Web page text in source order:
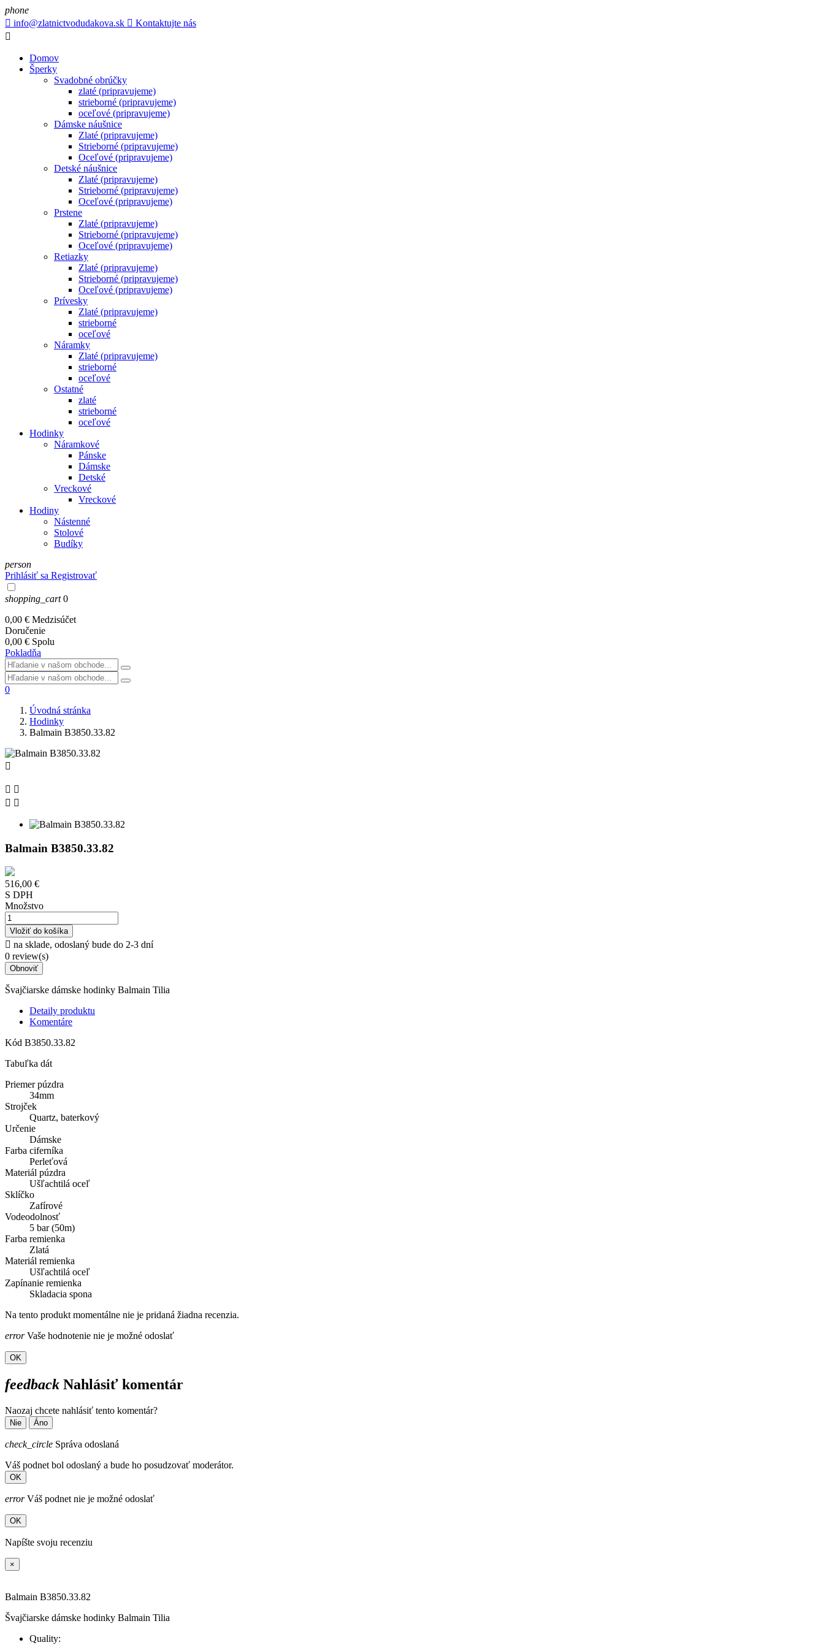
phone
 info@zlatnictvodudakova.sk  Kontaktujte nás

Domov
Šperky
Svadobné obrúčky
zlaté (pripravujeme)
strieborné (pripravujeme)
oceľové (pripravujeme)
Dámske náušnice
Zlaté (pripravujeme)
Strieborné (pripravujeme)
Oceľové (pripravujeme)
Detské náušnice
Zlaté (pripravujeme)
Strieborné (pripravujeme)
Oceľové (pripravujeme)
Prstene
Zlaté (pripravujeme)
Strieborné (pripravujeme)
Oceľové (pripravujeme)
Retiazky
Zlaté (pripravujeme)
Strieborné (pripravujeme)
Oceľové (pripravujeme)
Prívesky
Zlaté (pripravujeme)
strieborné
oceľové
Náramky
Zlaté (pripravujeme)
strieborné
oceľové
Ostatné
zlaté
strieborné
oceľové
Hodinky
Náramkové
Pánske
Dámske
Detské
Vreckové
Vreckové
Hodiny
Nástenné
Stolové
Budíky
person
Prihlásiť sa Registrovať
shopping_cart 0
0,00 € Medzisúčet
Doručenie
0,00 € Spolu
Pokladňa
0
Úvodná stránka
Hodinky
Balmain B3850.33.82

 
 
Balmain B3850.33.82
516,00 €
S DPH
Množstvo
Vložiť do košíka
 na sklade, odoslaný bude do 2-3 dní
0 review(s)
Švajčiarske dámske hodinky Balmain Tilia
Detaily produktu
Komentáre
Kód B3850.33.82
Tabuľka dát
Priemer púzdra
34mm
Strojček
Quartz, baterkový
Určenie
Dámske
Farba ciferníka
Perleťová
Materiál púzdra
Ušľachtilá oceľ
Sklíčko
Zafírové
Vodeodolnosť
5 bar (50m)
Farba remienka
Zlatá
Materiál remienka
Ušľachtilá oceľ
Zapínanie remienka
Skladacia spona
Na tento produkt momentálne nie je pridaná žiadna recenzia.
errorVaše hodnotenie nie je možné odoslať
OK
feedback Nahlásiť komentár
Naozaj chcete nahlásiť tento komentár?
Nie Áno
check_circle Správa odoslaná
Váš podnet bol odoslaný a bude ho posudzovať moderátor.
OK
errorVáš podnet nie je možné odoslať
OK
Napíšte svoju recenziu
×
Balmain B3850.33.82
Švajčiarske dámske hodinky Balmain Tilia
Quality: